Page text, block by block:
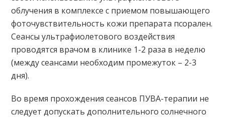
облучения в комплексе с приемом повышающего
фоточувствительность кожи препарата псорален.
Сеансы ультрафиолетового воздействия
проводятся врачом в клинике 1-2 раза в неделю
(между сеансами необходим промежуток – 2-3
дня).
Во время прохождения сеансов ПУВА-терапии не
следует допускать дополнительного солнечного